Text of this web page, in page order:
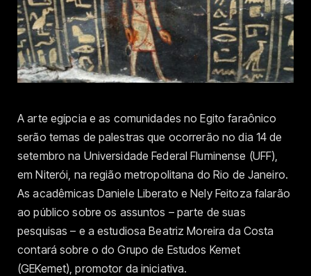
A arte egípcia e as comunidades no Egito faraônico
serão temas de palestras que ocorrerão no dia 14 de
setembro na Universidade Federal Fluminense (UFF),
em Niterói, na região metropolitana do Rio de Janeiro.
As acadêmicas Daniele Liberato e Nely Feitoza falarão
ao público sobre os assuntos – parte de suas
pesquisas – e a estudiosa Beatriz Moreira da Costa
contará sobre o do Grupo de Estudos Kemet
(GEKemet), promotor da iniciativa.